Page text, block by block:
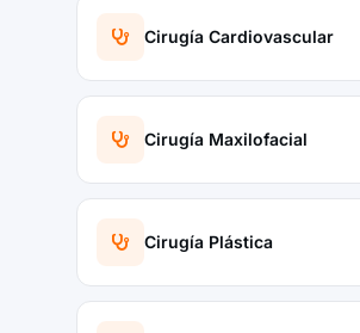
Cirugía Cardiovascular
Cirugía Maxilofacial
Cirugía Plástica